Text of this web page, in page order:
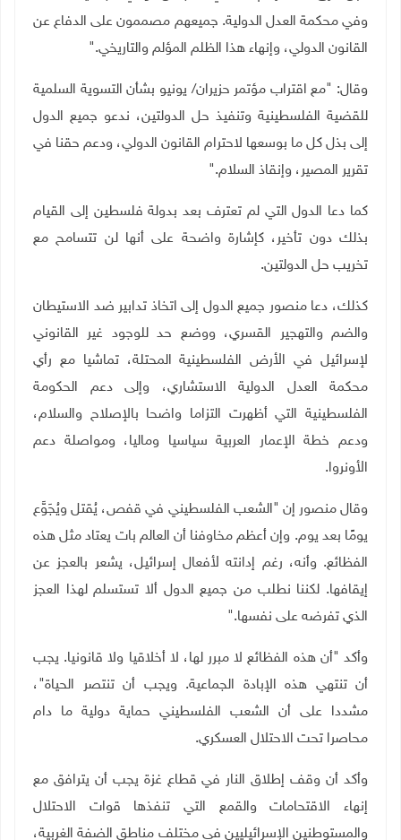
وفي محكمة العدل الدولية. جميعهم مصممون على الدفاع عن
القانون الدولي، وإنهاء هذا الظلم المؤلم والتاريخي".
وقال: "مع اقتراب مؤتمر حزيران/ يونيو بشأن التسوية السلمية
للقضية الفلسطينية وتنفيذ حل الدولتين، ندعو جميع الدول
إلى بذل كل ما بوسعها لاحترام القانون الدولي، ودعم حقنا في
تقرير المصير، وإنقاذ السلام".
كما دعا الدول التي لم تعترف بعد بدولة فلسطين إلى القيام
بذلك دون تأخير، كإشارة واضحة على أنها لن تتسامح مع
تخريب حل الدولتين.
كذلك، دعا منصور جميع الدول إلى اتخاذ تدابير ضد الاستيطان
والضم والتهجير القسري، ووضع حد للوجود غير القانوني
لإسرائيل في الأرض الفلسطينية المحتلة، تماشيا مع رأي
محكمة العدل الدولية الاستشاري، وإلى دعم الحكومة
الفلسطينية التي أظهرت التزاما واضحا بالإصلاح والسلام،
ودعم خطة الإعمار العربية سياسيا وماليا، ومواصلة دعم
الأونروا.
وقال منصور إن "الشعب الفلسطيني في قفص، يُقتل ويُجَوَّع
يومًا بعد يوم. وإن أعظم مخاوفنا أن العالم بات يعتاد مثل هذه
الفظائع. وأنه، رغم إدانته لأفعال إسرائيل، يشعر بالعجز عن
إيقافها. لكننا نطلب من جميع الدول ألا تستسلم لهذا العجز
الذي تفرضه على نفسها".
وأكد "أن هذه الفظائع لا مبرر لها، لا أخلاقيا ولا قانونيا. يجب
أن تنتهي هذه الإبادة الجماعية. ويجب أن تنتصر الحياة"،
مشددا على أن الشعب الفلسطيني حماية دولية ما دام
محاصرا تحت الاحتلال العسكري.
وأكد أن وقف إطلاق النار في قطاع غزة يجب أن يترافق مع
إنهاء الاقتحامات والقمع التي تنفذها قوات الاحتلال
والمستوطنين الإسرائيليين في مختلف مناطق الضفة الغربية،